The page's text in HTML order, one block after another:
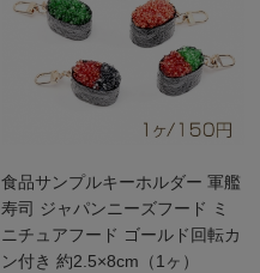
食品サンプルキーホルダー 軍艦
寿司 ジャパンニーズフード ミ
ニチュアフード ゴールド回転カ
ン付き 約2.5×8cm（1ヶ）